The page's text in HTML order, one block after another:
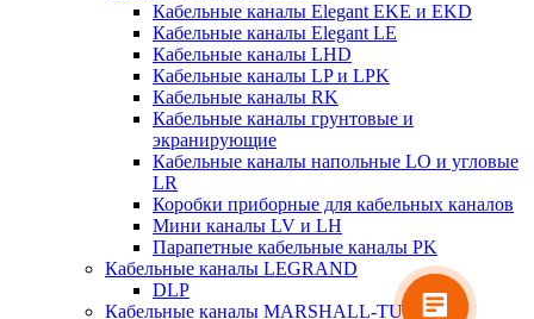
Кабельные каналы Elegant EKE и EKD
Кабельные каналы Elegant LE
Кабельные каналы LHD
Кабельные каналы LP и LPK
Кабельные каналы RK
Кабельные каналы грунтовые и
экранирующие
Кабельные каналы напольные LO и угловые
LR
Коробки приборные для кабельных каналов
Мини каналы LV и LH
Парапетные кабельные каналы PK
Кабельные каналы LEGRAND
DLP
Кабельные каналы MARSHALL-TUFFLEX